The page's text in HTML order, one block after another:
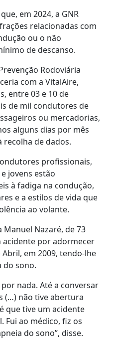
em 2024, a GNR
relacionadas com
ou o não
de descanso.
Rodoviária
com a VitalAire,
entre 03 e 10 de
de mil condutores de
ou mercadorias,
alguns dias por mês
recolha de dados.
profissionais,
jovens estão
à fadiga na condução,
e a estilos de vida que
ao volante.
Nazaré, de 73
acidente por adormecer
em 2009, tendo-lhe
do sono.
nada. Até a conversar
(…) não tive abertura
que tive um acidente
Fui ao médico, fiz os
do sono”, disse.